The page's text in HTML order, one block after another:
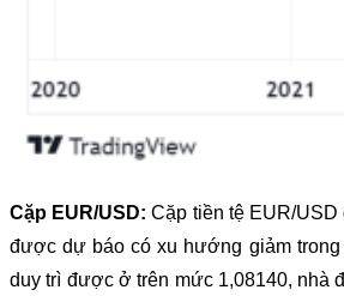
Cặp EUR/USD:Cặp tiền tệ EUR/
được dự báo có xu hướng giảm trong
duy trì được ở trên mức 1,08140, nhà